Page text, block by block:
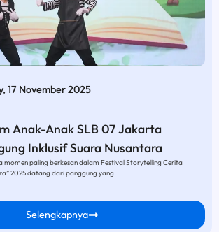
17 November 2025
Anak-Anak SLB 07 Jakarta
Inklusif Suara Nusantara
momen paling berkesan dalam Festival Storytelling Cerita
2025 datang dari panggung yang
Selengkapnya